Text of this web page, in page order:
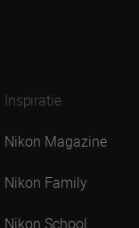
Inspiratie
Nikon Magazine
Nikon Family
Nikon School